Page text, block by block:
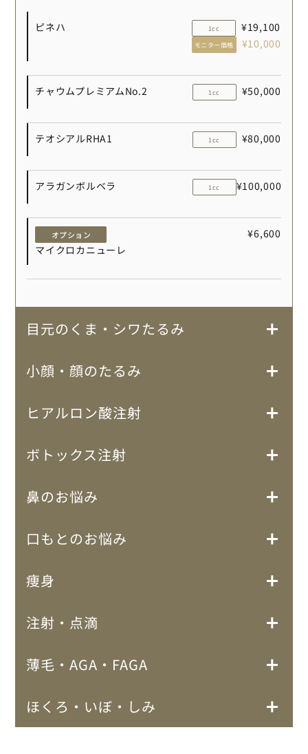
ピネハ 1cc ¥19,100
モニター価格 ¥10,000
チャウムプレミアムNo.2 1cc ¥50,000
テオシアルRHA1 1cc ¥80,000
アラガンボルベラ 1cc ¥100,000
オプション
マイクロカニューレ
¥6,600
目元のくま・シワたるみ
小顔・顔のたるみ
ヒアルロン酸注射
ボトックス注射
鼻のお悩み
口もとのお悩み
痩身
注射・点滴
薄毛・AGA・FAGA
ほくろ・いぼ・しみ